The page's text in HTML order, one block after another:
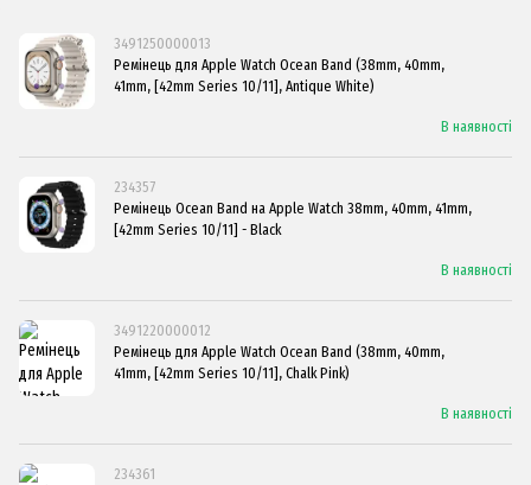
3491250000013
Ремінець для Apple Watch Ocean Band (38mm, 40mm,
41mm, [42mm Series 10/11], Antique White)
В наявності
234357
Ремінець Ocean Band на Apple Watch 38mm, 40mm, 41mm,
[42mm Series 10/11] - Black
В наявності
3491220000012
Ремінець для Apple Watch Ocean Band (38mm, 40mm,
41mm, [42mm Series 10/11], Chalk Pink)
В наявності
234361